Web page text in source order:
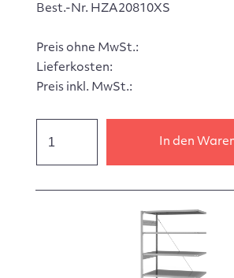
Best.-Nr. HZA20810XS
Preis ohne MwSt.:
Lieferkosten:
Preis inkl. MwSt.:
In den